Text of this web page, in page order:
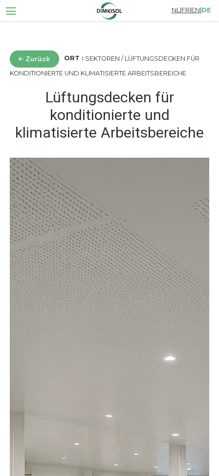
NL |FR|EN|DE
Zurück ORT : SEKTOREN / LÜFTUNGSDECKEN FÜR
KONDITIONIERTE UND KLIMATISIERTE ARBEITSBEREICHE
Lüftungsdecken für
konditionierte und
klimatisierte Arbeitsbereiche